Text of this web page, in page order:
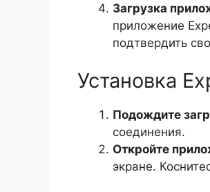
Загрузка
приложение
подтвердить
Установка
Подождите
соединения.
Откройте
экране.